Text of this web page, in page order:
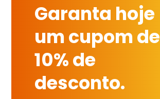
Garanta hoje
um cupom de
10% de
desconto.